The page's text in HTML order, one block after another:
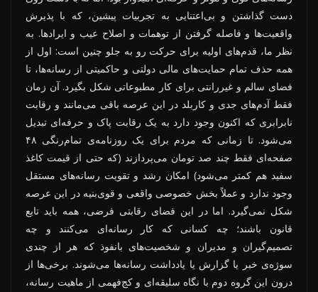
دست گذاشتن و بی‌اعتنایی به تجربیات پیشین، که با پذیرش
واقعیت‌ها و فاصله گرفتن از توهمات و اصلاح عیب و ایرادها. به
نظر ما، قدم‌های اولیه برای حرکت رو به جلو چنین است: اول از
همه حذف تمام حمایت‌های مالی دولتی و حاکمیتی از رسانه‌ها، تا
فضای سالم و غیررانتی برای کار مطبوعاتی شکل بگیرد. آن زمان
فقط آدم‌های جدی و کاربلد در این عرصه باقی می‌مانند و رقابت
نابرابری که اکنون وجود دارد به یک رقابت پاک و حرفه‌ای تبدیل
می‌شود. تا زمانی که مردم برای یک روزنامه‌ی تمام‌رنگی ۴۸
صفحه‌ای فقط چند صد تومان می‌پردازند (که حتی از قیمت کاغذ
سفید هم کمتر می‌شود) امکان رشد و تقویت رسانه‌های مستقل
وجود ندارد و عملاً بخش خصوصی واقعی و قوی‌بنیه در این عرصه
شکل نمی‌گیرد. اما در این فضای رقابتی فرضی، همه باید تابع
قانون باشند؛ چه کسانی که کار رسانه‌ای می‌کنند و چه
تصمیم‌گیران و مدیران و شخصیت‌های بانفوذ که هر از چندی
سوژه‌ی خبر یا گزارش یا یادداشت رسانه‌ها می‌شوند. برخی‌ها از
درون این گروه دوم با نگاه سلیقه‌ای و کج‌فهمی از ماهیت رسانه،